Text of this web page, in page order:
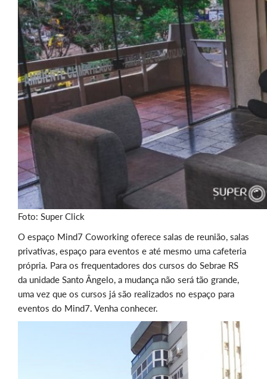
Foto: Super Click
O espaço Mind7 Coworking oferece salas de reunião, salas
privativas, espaço para eventos e até mesmo uma cafeteria
própria. Para os frequentadores dos cursos do Sebrae RS
da unidade Santo Ângelo, a mudança não será tão grande,
uma vez que os cursos já são realizados no espaço para
eventos do Mind7. Venha conhecer.